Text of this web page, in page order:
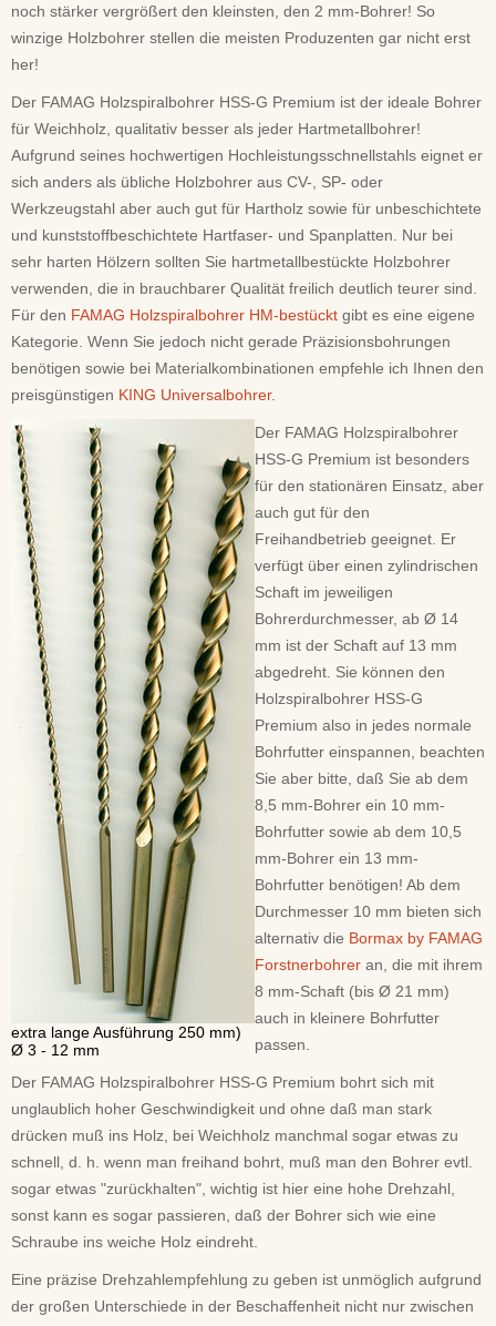
noch stärker vergrößert den kleinsten, den 2 mm-Bohrer! So
winzige Holzbohrer stellen die meisten Produzenten gar nicht erst
her!
Der FAMAG Holzspiralbohrer HSS-G Premium ist der ideale Bohrer
für Weichholz, qualitativ besser als jeder Hartmetallbohrer!
Aufgrund seines hochwertigen Hochleistungsschnellstahls eignet er
sich anders als übliche Holzbohrer aus CV-, SP- oder
Werkzeugstahl aber auch gut für Hartholz sowie für unbeschichtete
und kunststoffbeschichtete Hartfaser- und Spanplatten. Nur bei
sehr harten Hölzern sollten Sie hartmetallbestückte Holzbohrer
verwenden, die in brauchbarer Qualität freilich deutlich teurer sind.
Für den FAMAG Holzspiralbohrer HM-bestückt gibt es eine eigene
Kategorie. Wenn Sie jedoch nicht gerade Präzisionsbohrungen
benötigen sowie bei Materialkombinationen empfehle ich Ihnen den
preisgünstigen KING Universalbohrer.
extra lange Ausführung 250 mm)
Ø 3 - 12 mm
Der FAMAG Holzspiralbohrer
HSS-G Premium ist besonders
für den stationären Einsatz, aber
auch gut für den
Freihandbetrieb geeignet. Er
verfügt über einen zylindrischen
Schaft im jeweiligen
Bohrerdurchmesser, ab Ø 14
mm ist der Schaft auf 13 mm
abgedreht. Sie können den
Holzspiralbohrer HSS-G
Premium also in jedes normale
Bohrfutter einspannen, beachten
Sie aber bitte, daß Sie ab dem
8,5 mm-Bohrer ein 10 mm-
Bohrfutter sowie ab dem 10,5
mm-Bohrer ein 13 mm-
Bohrfutter benötigen! Ab dem
Durchmesser 10 mm bieten sich
alternativ die Bormax by FAMAG
Forstnerbohrer an, die mit ihrem
8 mm-Schaft (bis Ø 21 mm)
auch in kleinere Bohrfutter
passen.
Der FAMAG Holzspiralbohrer HSS-G Premium bohrt sich mit
unglaublich hoher Geschwindigkeit und ohne daß man stark
drücken muß ins Holz, bei Weichholz manchmal sogar etwas zu
schnell, d. h. wenn man freihand bohrt, muß man den Bohrer evtl.
sogar etwas "zurückhalten", wichtig ist hier eine hohe Drehzahl,
sonst kann es sogar passieren, daß der Bohrer sich wie eine
Schraube ins weiche Holz eindreht.
Eine präzise Drehzahlempfehlung zu geben ist unmöglich aufgrund
der großen Unterschiede in der Beschaffenheit nicht nur zwischen